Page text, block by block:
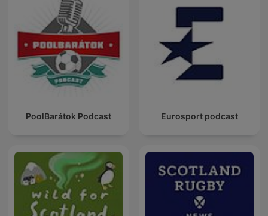
PoolBarátok Podcast Eurosport podcast